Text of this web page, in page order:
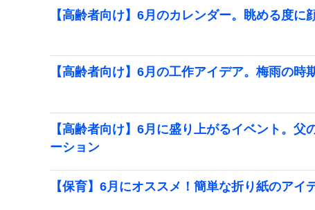
【高齢者向け】6月のカレンダー。眺める度に
【高齢者向け】6月の工作アイデア。梅雨の
【高齢者向け】6月に盛り上がるイベント。
ーション
【保育】6月にオススメ！簡単な折り紙のアイ